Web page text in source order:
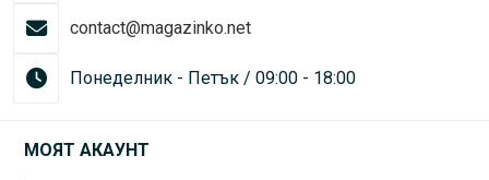
contact@magazinko.net
Понеделник - Петък / 09:00 - 18:00
МОЯТ АКАУНТ